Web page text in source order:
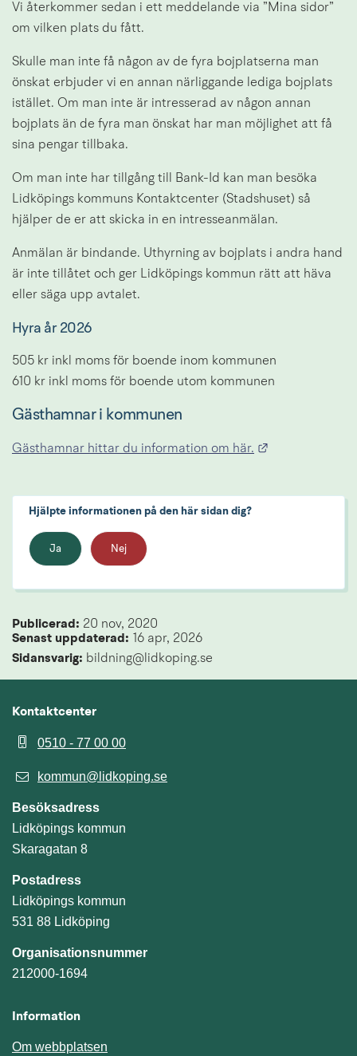
Vi återkommer sedan i ett meddelande via ”Mina sidor”
om vilken plats du fått.
Skulle man inte få någon av de fyra bojplatserna man
önskat erbjuder vi en annan närliggande lediga bojplats
istället. Om man inte är intresserad av någon annan
bojplats än de fyra man önskat har man möjlighet att få
sina pengar tillbaka.
Om man inte har tillgång till Bank-Id kan man besöka
Lidköpings kommuns Kontaktcenter (Stadshuset) så
hjälper de er att skicka in en intresseanmälan.
Anmälan är bindande. Uthyrning av bojplats i andra hand
är inte tillåtet och ger Lidköpings kommun rätt att häva
eller säga upp avtalet.
Hyra år 2026
505 kr inkl moms för boende inom kommunen
610 kr inkl moms för boende utom kommunen
Gästhamnar i kommunen
Gästhamnar hittar du information om här.
Hjälpte informationen på den här sidan dig?
Ja Nej
Publicerad: 20 nov, 2020
Senast uppdaterad: 16 apr, 2026
Sidansvarig: bildning@lidkoping.se
Kontaktcenter
0510 - 77 00 00
kommun@lidkoping.se
Besöksadress
Lidköpings kommun
Skaragatan 8
Postadress
Lidköpings kommun
531 88 Lidköping
Organisationsnummer
212000-1694
Information
Om webbplatsen